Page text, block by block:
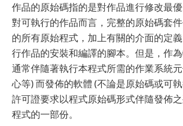
作品的原始碼指的是對作品進行修改最優
對可執行的作品而言，完整的原始碼套
的所有原始程式，加上有關的介面的定
行作品的安裝和編譯的腳本。但是，作
通常伴隨著執行本程式所需的作業系統
心等) 而發佈的軟體 (不論是原始碼或可
許可證要求以程式原始碼形式伴隨發佈
程式的一部份。